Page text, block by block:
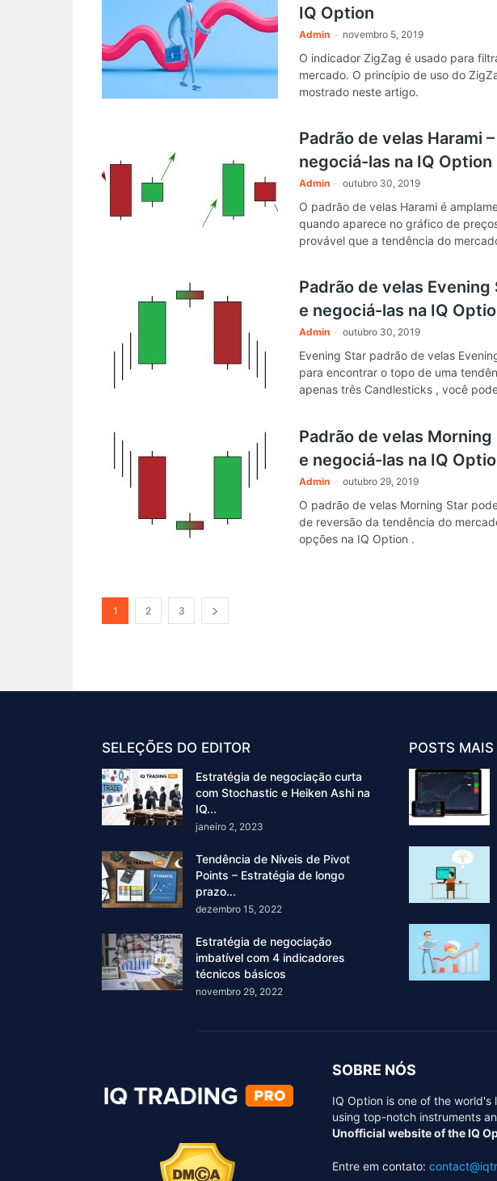
IQ Option
Admin - novembro 5, 2019
O indicador ZigZag é usado para
mercado. O princípio de uso do
mostrado neste artigo.
Padrão de velas Harami
negociá-las na IQ Option
Admin - outubro 30, 2019
O padrão de velas Harami é
quando aparece no gráfico de
provável que a tendência do
Padrão de velas
e negociá-las na IQ
Admin - outubro 30, 2019
Evening Star padrão de velas
para encontrar o topo de uma
apenas três Candlesticks , você
Padrão de velas
e negociá-las na IQ
Admin - outubro 29, 2019
O padrão de velas Morning Star
de reversão da tendência do
opções na IQ Option .
1 2 3
SELEÇÕES DO EDITOR
Estratégia de negociação curta
com Stochastic e Heiken Ashi na
IQ...
janeiro 2, 2023
Tendência de Níveis de Pivot
Points – Estratégia de longo
prazo...
dezembro 15, 2022
Estratégia de negociação
imbatível com 4 indicadores
técnicos básicos
novembro 29, 2022
POSTS
SOBRE NÓS
IQ Option is one of the
using top-notch instruments
Unofficial website of the IQ
Entre em contato: